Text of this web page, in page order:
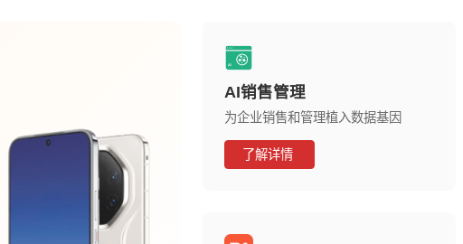
AI销售管理
为企业销售和管理植入数据基因
了解详情